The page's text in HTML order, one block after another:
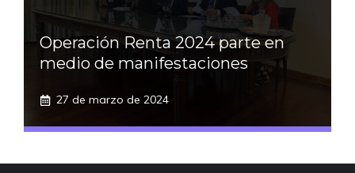
Operación Renta 2024 parte en
medio de manifestaciones
27 de marzo de 2024